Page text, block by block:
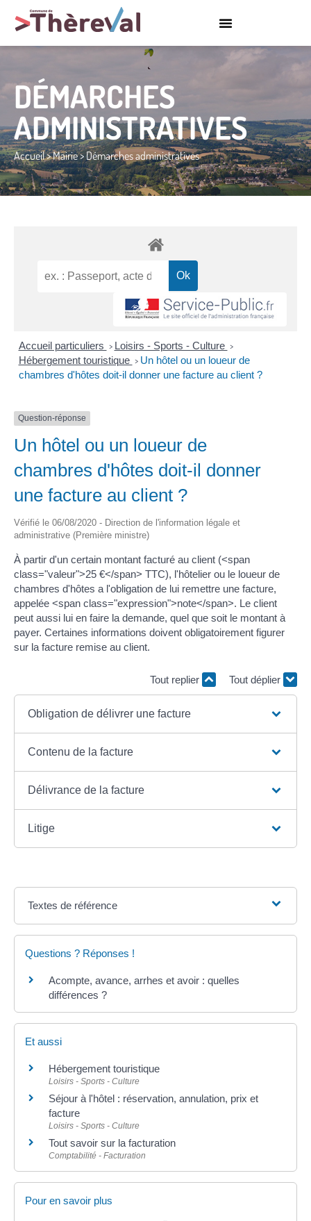
DÉMARCHES
ADMINISTRATIVES
Accueil>Mairie>Démarches administratives
Accueil particuliers > Loisirs - Sports - Culture >
Hébergement touristique > Un hôtel ou un loueur de
chambres d'hôtes doit-il donner une facture au client ?
Question-réponse
Un hôtel ou un loueur de
chambres d'hôtes doit-il donner
une facture au client ?
Vérifié le 06/08/2020 - Direction de l'information légale et
administrative (Première ministre)
À partir d'un certain montant facturé au client (<span
class="valeur">25 €</span> TTC), l'hôtelier ou le loueur de
chambres d'hôtes a l'obligation de lui remettre une facture,
appelée <span class="expression">note</span>. Le client
peut aussi lui en faire la demande, quel que soit le montant à
payer. Certaines informations doivent obligatoirement figurer
sur la facture remise au client.
Tout replier Tout déplier
Obligation de délivrer une facture
Contenu de la facture
Délivrance de la facture
Litige
Textes de référence
Questions ? Réponses !
Acompte, avance, arrhes et avoir : quelles
différences ?
Et aussi
Hébergement touristique
Loisirs - Sports - Culture
Séjour à l'hôtel : réservation, annulation, prix et
facture
Loisirs - Sports - Culture
Tout savoir sur la facturation
Comptabilité - Facturation
Pour en savoir plus